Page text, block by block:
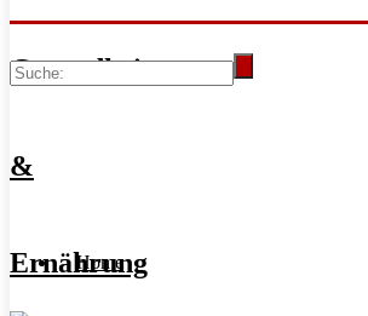
Gesundheit
&
Ernährung
Home